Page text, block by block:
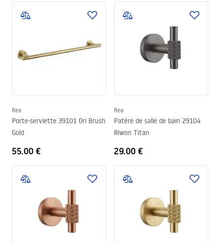
Rea
Porte-serviette 39101 Ori Brush
Gold
55.00 €
Rea
Patère de salle de bain 29104
Riwon Titan
29.00 €